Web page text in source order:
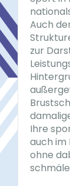
Auch
zur
Ihre
auch im
ohne